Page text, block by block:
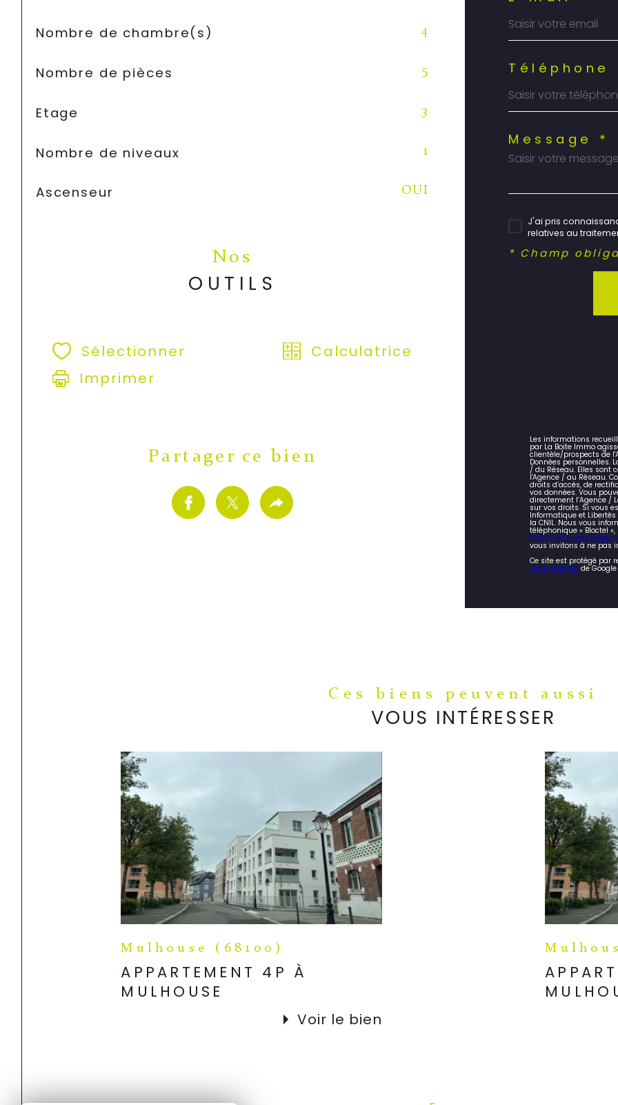
Nombre de chambre(s) 4
Nombre de pièces 5
Etage 3
Nombre de niveaux 1
Ascenseur OUI
Nos
OUTILS
Sélectionner
Calculatrice
Imprimer
Partager ce bien
Téléphone
Message *
J'ai pris
relatives au
* Champ
Les informations
par La Boite Immo
clientèle/prospects de
Données personnelles.
/ du Réseau. Elles sont
l'Agence / au Réseau.
droits d’accès, de
vos données. Vous
directement l’Agence /
sur vos droits. Si vous
Informatique et
la CNIL. Nous vous
téléphonique « Bloctel
https://
vous invitons à ne pas
Ce site est protégé par
d'utilisationde
Ces biens peuvent aussi
VOUS INTÉRESSER
Mulhouse (68100)
APPARTEMENT 4P À
MULHOUSE
Voir le bien